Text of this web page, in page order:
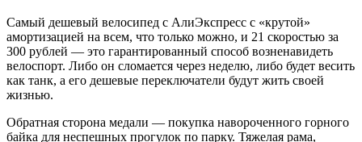
Самый дешевый велосипед с АлиЭкспресс с «крутой»
амортизацией на всем, что только можно, и 21 скоростью за
300 рублей — это гарантированный способ возненавидеть
велоспорт. Либо он сломается через неделю, либо будет весить
как танк, а его дешевые переключатели будут жить своей
жизнью.
Обратная сторона медали — покупка навороченного горного
байка для неспешных прогулок по парку. Тяжелая рама,